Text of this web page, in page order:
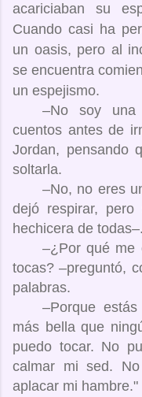
acariciaban su
Cuando casi ha
un oasis, pero al
se encuentra
un espejismo.
–No soy una
cuentos antes de
Jordan, pensando
soltarla.
–No, no eres
dejó respirar,
hechicera de
–¿Por qué me
tocas? –preguntó,
palabras.
–Porque
más bella que
puedo tocar. No
calmar mi sed.
aplacar mi hambre."